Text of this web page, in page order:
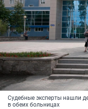
Судебные эксперты нашли
в обеих больницах